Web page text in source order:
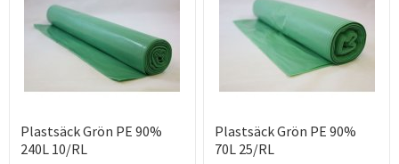
Plastsäck Grön PE 90%
240L 10/RL
Plastsäck Grön PE 90%
70L 25/RL